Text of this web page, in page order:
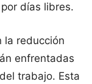
días libres.
la reducción
enfrentadas
trabajo. Esta